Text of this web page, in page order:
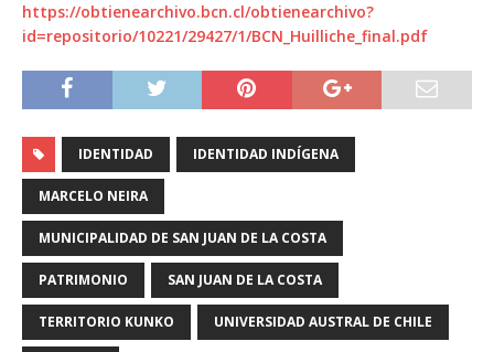
https://obtienearchivo.bcn.cl/obtienearchivo?
id=repositorio/10221/29427/1/BCN_Huilliche_final.pdf
IDENTIDAD IDENTIDAD INDÍGENA
MARCELO NEIRA
MUNICIPALIDAD DE SAN JUAN DE LA COSTA
PATRIMONIO SAN JUAN DE LA COSTA
TERRITORIO KUNKO UNIVERSIDAD AUSTRAL DE CHILE